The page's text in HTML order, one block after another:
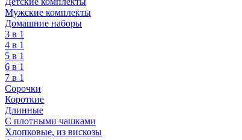
Мужские комплекты
Домашние наборы
3 в 1
4 в 1
5 в 1
6 в 1
7 в 1
Сорочки
Короткие
Длинные
С плотными чашками
Хлопковые, из вискозы